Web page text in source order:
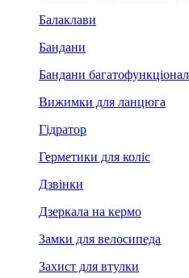
Балаклави
Бандани
Бандани
Вижимки для ланцюга
Гідратор
Герметики для коліс
Дзвінки
Дзеркала на кермо
Замки для велосипеда
Захист для втулки